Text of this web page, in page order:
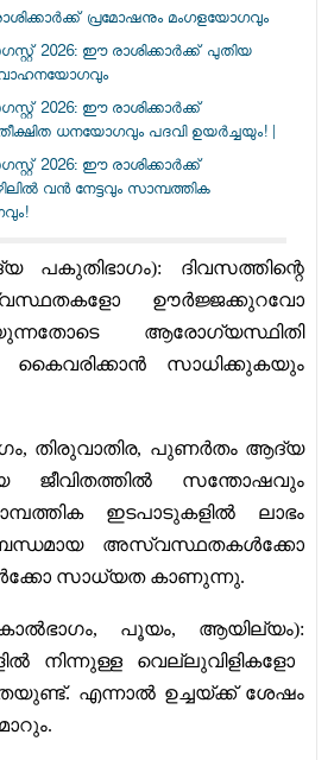
പ്രമോഷനും മംഗളയോഗവും
2026: ഈ രാശിക്കാർക്ക് പുതിയ
വാഹനയോഗവും
2026: ഈ രാശിക്കാർക്ക്
ധനയോഗവും പദവി ഉയർച്ചയും! |
2026: ഈ രാശിക്കാർക്ക്
വൻ നേട്ടവും സാമ്പത്തിക
പകുതിഭാഗം): ദിവസത്തിന്റെ
ഊർജ്ജക്കുറവോ
ആരോഗ്യസ്ഥിതി
കൈവരിക്കാൻ സാധിക്കുകയും
തിരുവാതിര, പുണർതം ആദ്യ
ജീവിതത്തിൽ സന്തോഷവും
ഇടപാടുകളിൽ ലാഭം
അസ്വസ്ഥതകൾക്കോ
സാധ്യത കാണുന്നു.
പൂയം, ആയില്യം):
നിന്നുള്ള വെല്ലുവിളികളോ
എന്നാൽ ഉച്ചയ്ക്ക് ശേഷം